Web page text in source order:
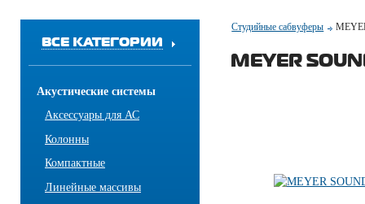
ВСЕ КАТЕГОРИИ
Акустические системы
Аксессуары для АС
Колонны
Компактные
Линейные массивы
Студийные сабвуферы
MEYER